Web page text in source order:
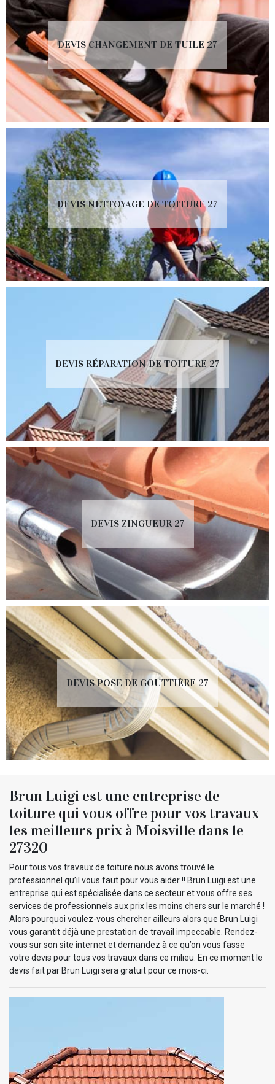
DEVIS CHANGEMENT DE TUILE 27
DEVIS NETTOYAGE DE TOITURE 27
DEVIS RÉPARATION DE TOITURE 27
DEVIS ZINGUEUR 27
DEVIS POSE DE GOUTTIÈRE 27
Brun Luigi est une entreprise de
toiture qui vous offre pour vos travaux
les meilleurs prix à Moisville dans le
27320
Pour tous vos travaux de toiture nous avons trouvé le
professionnel qu’il vous faut pour vous aider !! Brun Luigi est une
entreprise qui est spécialisée dans ce secteur et vous offre ses
services de professionnels aux prix les moins chers sur le marché !
Alors pourquoi voulez-vous chercher ailleurs alors que Brun Luigi
vous garantit déjà une prestation de travail impeccable. Rendez-
vous sur son site internet et demandez à ce qu’on vous fasse
votre devis pour tous vos travaux dans ce milieu. En ce moment le
devis fait par Brun Luigi sera gratuit pour ce mois-ci.